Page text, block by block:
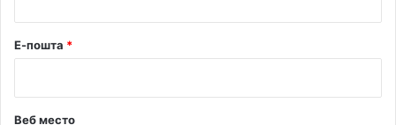
Е-пошта *
Веб место